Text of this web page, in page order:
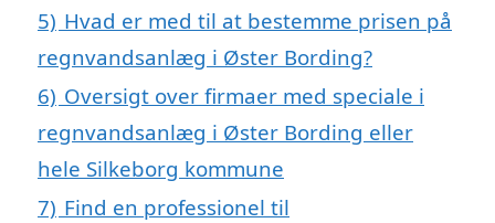
5) Hvad er med til at bestemme prisen på
regnvandsanlæg i Øster Bording?
6) Oversigt over firmaer med speciale i
regnvandsanlæg i Øster Bording eller
hele Silkeborg kommune
7) Find en professionel til